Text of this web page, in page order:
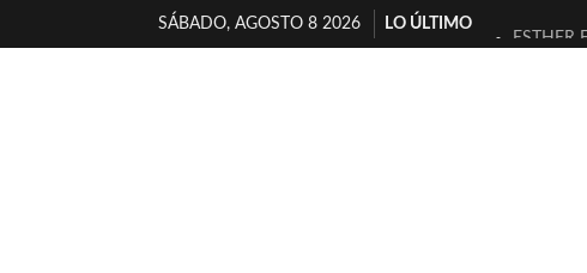
SÁBADO, AGOSTO 8 2026
LO ÚLTIMO
ESTHER
TIMBRE
30